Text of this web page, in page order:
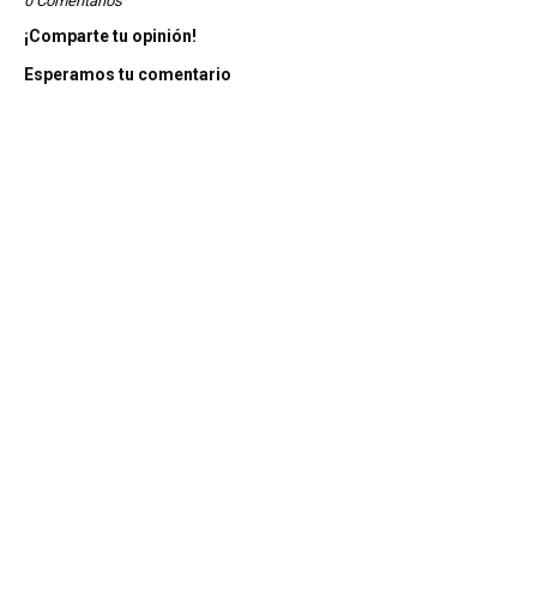
¡Comparte tu opinión!
Esperamos tu comentario